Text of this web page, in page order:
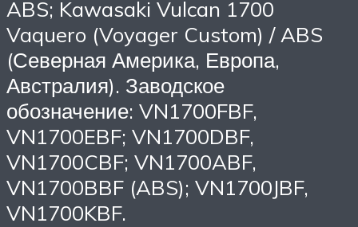
ABS; Kawasaki Vulcan 1700
Vaquero (Voyager Custom) / ABS
(Северная Америка, Европа,
Австралия). Заводское
обозначение: VN1700FBF,
VN1700EBF; VN1700DBF,
VN1700CBF; VN1700ABF,
VN1700BBF (ABS); VN1700JBF,
VN1700KBF.